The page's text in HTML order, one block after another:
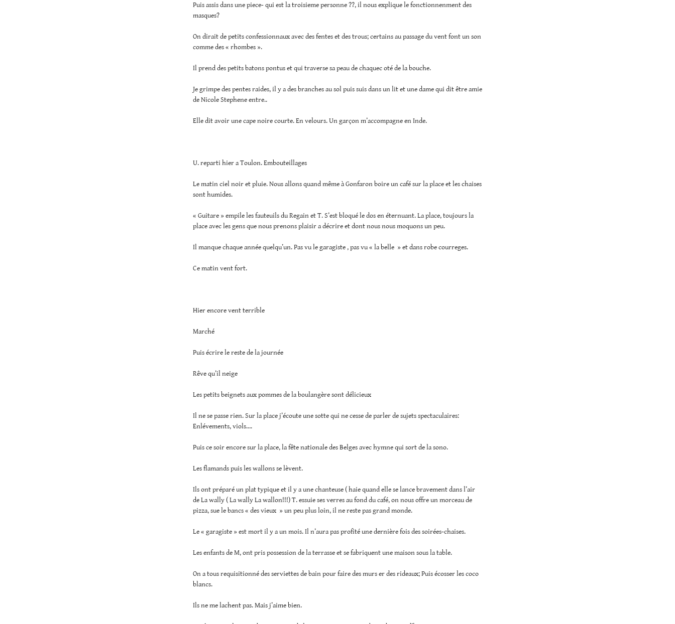
Puis assis dans une piece- qui est la troisieme personne ??, il nous explique le fonctionnenment des
masques?
On dirait de petits confessionnaux avec des fentes et des trous; certains au passage du vent font un son
comme des « rhombes ».
Il prend des petits batons pontus et qui traverse sa peau de chaquec oté de la bouche.
Je grimpe des pentes raides, il y a des branches au sol puis suis dans un lit et une dame qui dit être amie
de Nicole Stephene entre..
Elle dit avoir une cape noire courte. En velours. Un garçon m’accompagne en Inde.
U. reparti hier a Toulon. Embouteillages
Le matin ciel noir et pluie. Nous allons quand même à Gonfaron boire un café sur la place et les chaises
sont humides.
« Guitare » empile les fauteuils du Regain et T. S’est bloqué le dos en éternuant. La place, toujours la
place avec les gens que nous prenons plaisir a décrire et dont nous nous moquons un peu.
Il manque chaque année quelqu’un. Pas vu le garagiste , pas vu « la belle » et dans robe courreges.
Ce matin vent fort.
Hier encore vent terrible
Marché
Puis écrire le reste de la journée
Rêve qu’il neige
Les petits beignets aux pommes de la boulangère sont délicieux
Il ne se passe rien. Sur la place j’écoute une sotte qui ne cesse de parler de sujets spectaculaires:
Enlévements, viols….
Puis ce soir encore sur la place, la fête nationale des Belges avec hymne qui sort de la sono.
Les flamands puis les wallons se lèvent.
Ils ont préparé un plat typique et il y a une chanteuse ( haie quand elle se lance bravement dans l’air
de La wally ( La wally La wallon!!!) T. essuie ses verres au fond du café, on nous offre un morceau de
pizza, sue le bancs « des vieux » un peu plus loin, il ne reste pas grand monde.
Le « garagiste » est mort il y a un mois. Il n’aura pas profité une dernière fois des soirées-chaises.
Les enfants de M, ont pris possession de la terrasse et se fabriquent une maison sous la table.
On a tous requisitionné des serviettes de bain pour faire des murs er des rideaux; Puis écosser les coco
blancs.
Ils ne me lachent pas. Mais j’aime bien.